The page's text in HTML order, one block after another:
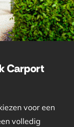
Carport
voor een
volledig